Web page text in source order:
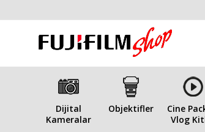
Dijital
Kameralar
Objektifler
Cine
Vlog